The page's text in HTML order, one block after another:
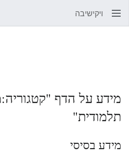
ויקישיבה
מידע על הדף
תלמודית"
מידע בסיסי